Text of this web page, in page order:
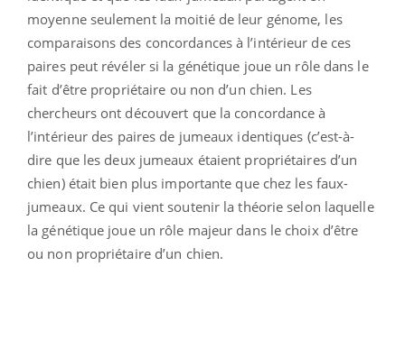
moyenne seulement la moitié de leur génome, les
comparaisons des concordances à l’intérieur de ces
paires peut révéler si la génétique joue un rôle dans le
fait d’être propriétaire ou non d’un chien. Les
chercheurs ont découvert que la concordance à
l’intérieur des paires de jumeaux identiques (c’est-à-
dire que les deux jumeaux étaient propriétaires d’un
chien) était bien plus importante que chez les faux-
jumeaux. Ce qui vient soutenir la théorie selon laquelle
la génétique joue un rôle majeur dans le choix d’être
ou non propriétaire d’un chien.